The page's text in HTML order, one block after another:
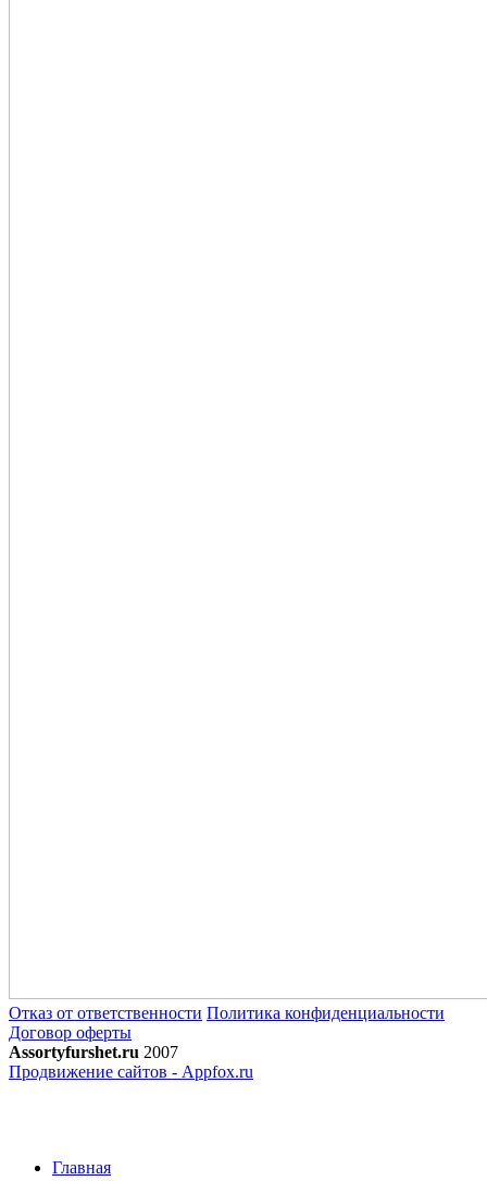
Отказ от ответственности Политика конфиденциальности
Договор оферты
Assortyfurshet.ru 2007
Продвижение сайтов - Appfox.ru
Главная